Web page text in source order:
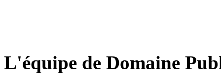
L'équipe de Domaine